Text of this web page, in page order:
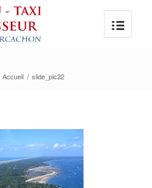
Accueil / slide_pic22